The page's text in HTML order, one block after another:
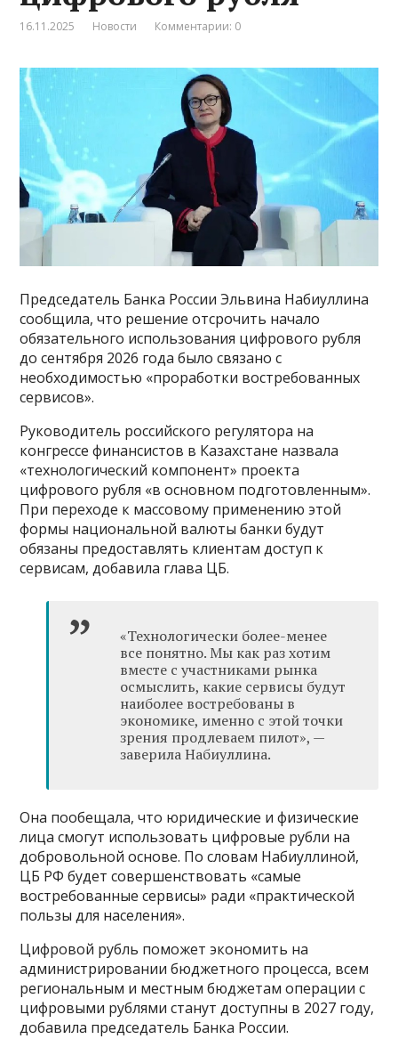
16.11.2025 Новости Комментарии: 0
Председатель Банка России Эльвина Набиуллина
сообщила, что решение отсрочить начало
обязательного использования цифрового рубля
до сентября 2026 года было связано с
необходимостью «проработки востребованных
сервисов».
Руководитель российского регулятора на
конгрессе финансистов в Казахстане назвала
«технологический компонент» проекта
цифрового рубля «в основном подготовленным».
При переходе к массовому применению этой
формы национальной валюты банки будут
обязаны предоставлять клиентам доступ к
сервисам, добавила глава ЦБ.
«Технологически более-менее
все понятно. Мы как раз хотим
вместе с участниками рынка
осмыслить, какие сервисы будут
наиболее востребованы в
экономике, именно с этой точки
зрения продлеваем пилот», —
заверила Набиуллина.
Она пообещала, что юридические и физические
лица смогут использовать цифровые рубли на
добровольной основе. По словам Набиуллиной,
ЦБ РФ будет совершенствовать «самые
востребованные сервисы» ради «практической
пользы для населения».
Цифровой рубль поможет экономить на
администрировании бюджетного процесса, всем
региональным и местным бюджетам операции с
цифровыми рублями станут доступны в 2027 году,
добавила председатель Банка России.